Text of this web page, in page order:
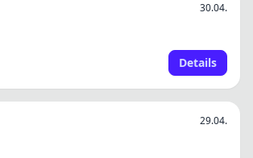
30.04.
Details
29.04.